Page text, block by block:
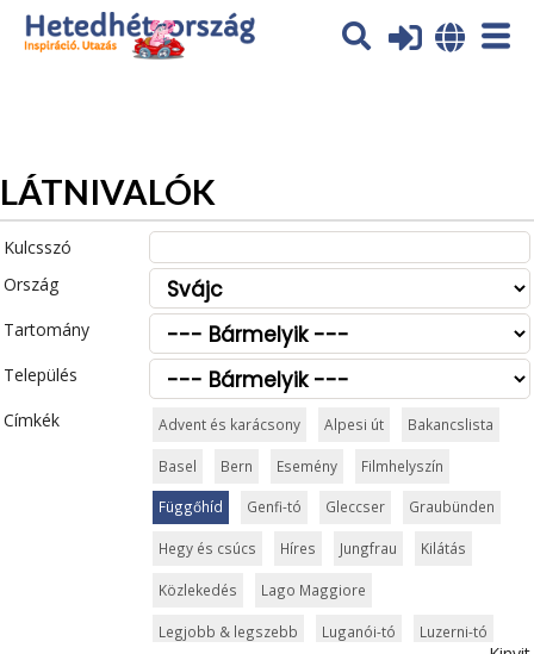
Az oldal sütiket (cookies) használ. További tájékoztatás itt:
Adatvédelmi tájékoztató
LÁTNIVALÓK
Kulcsszó
Ország
Tartomány
Település
Címkék
Advent és karácsony Alpesi út Bakancslista
Basel Bern Esemény Filmhelyszín
Függőhíd Genfi-tó Gleccser Graubünden
Hegy és csúcs Híres Jungfrau Kilátás
Közlekedés Lago Maggiore
Legjobb & legszebb Luganói-tó Luzerni-tó